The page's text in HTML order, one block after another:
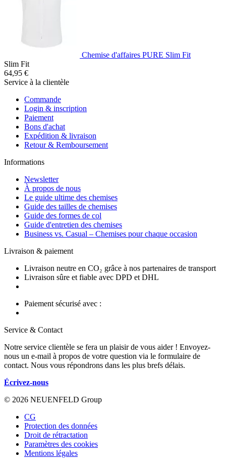
Chemise d'affaires PURE Slim Fit
Slim Fit
64,95 €
Service à la clientèle
Commande
Login & inscription
Paiement
Bons d'achat
Expédition & livraison
Retour & Remboursement
Informations
Newsletter
À propos de nous
Le guide ultime des chemises
Guide des tailles de chemises
Guide des formes de col
Guide d'entretien des chemises
Business vs. Casual – Chemises pour chaque occasion
Livraison & paiement
Livraison neutre en CO₂ grâce à nos partenaires de transport
Livraison sûre et fiable avec DPD et DHL
Paiement sécurisé avec :
Service & Contact
Notre service clientèle se fera un plaisir de vous aider ! Envoyez-
nous un e-mail à propos de votre question via le formulaire de
contact. Nous vous répondrons dans les plus brefs délais.
Écrivez-nous
© 2026 NEUENFELD Group
CG
Protection des données
Droit de rétractation
Paramètres des cookies
Mentions légales